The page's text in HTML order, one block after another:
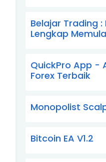
Belajar Trading :
Lengkap
QuickPro App -
Forex Terbaik
Monopolist
Bitcoin EA V1.2